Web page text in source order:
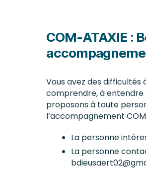
COM-ATAXIE :
Vous avez des difficultés
comprendre, à entendre
proposons à toute
l’accompagnement
La personne
La personne